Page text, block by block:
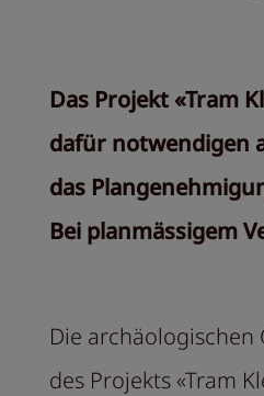
Das Projekt «Tram
dafür notwendigen
das
Bei planmässigem
Die
des Projekts «Tram